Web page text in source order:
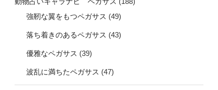
強靭な翼をもつペガサス (49)
落ち着きのあるペガサス (43)
優雅なペガサス (39)
波乱に満ちたペガサス (47)